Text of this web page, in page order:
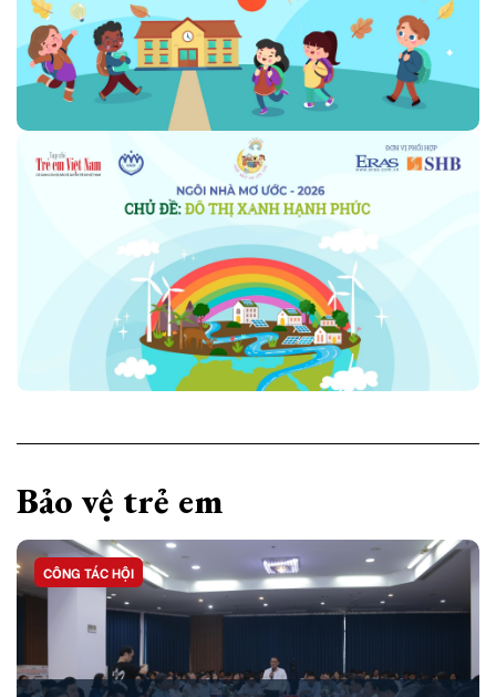
Bảo vệ trẻ em
CÔNG TÁC HỘI